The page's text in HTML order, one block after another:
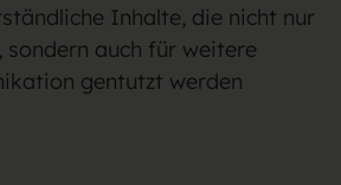
Inhalte, die nicht nur
auch für weitere
gentutzt werden